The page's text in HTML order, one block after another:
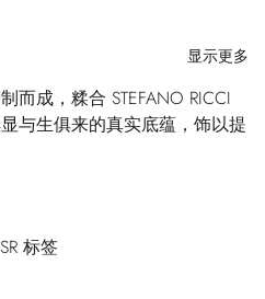
显示更多
而成，糅合 STEFANO RICCI
与生俱来的真实底蕴，饰以提
标签